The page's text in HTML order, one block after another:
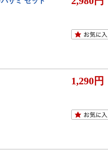
1,290円